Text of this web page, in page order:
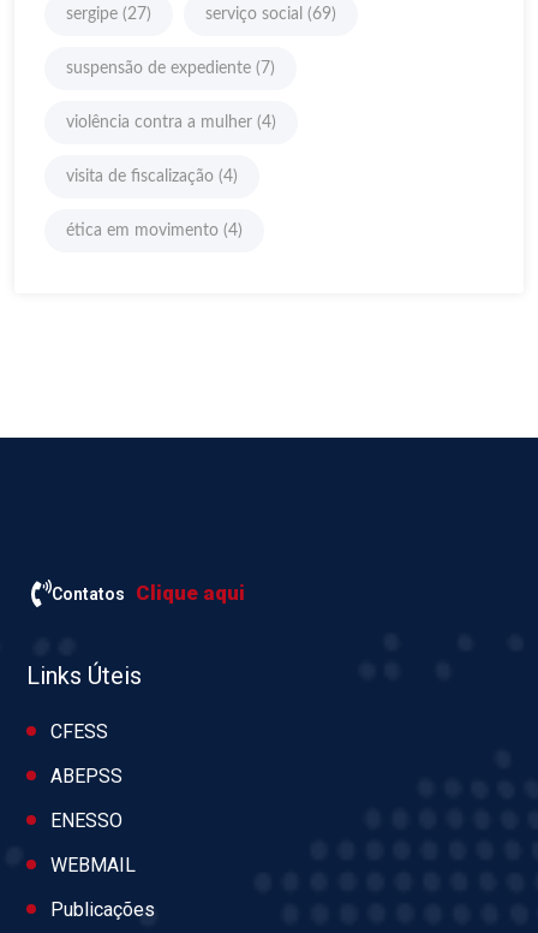
sergipe (27) serviço social (69)
suspensão de expediente (7)
violência contra a mulher (4)
visita de fiscalização (4)
ética em movimento (4)
Contatos Clique aqui
Links Úteis
CFESS
ABEPSS
ENESSO
WEBMAIL
Publicações